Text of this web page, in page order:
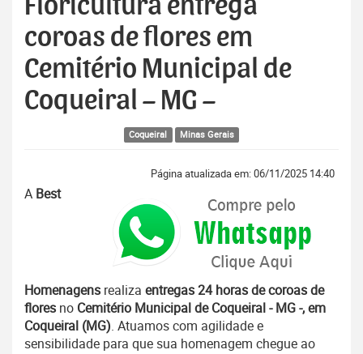
Floricultura entrega
coroas de flores em
Cemitério Municipal de
Coqueiral – MG –
Coqueiral Minas Gerais
Página atualizada em: 06/11/2025 14:40
A Best
Homenagens realiza entregas 24 horas de coroas de
flores no Cemitério Municipal de Coqueiral - MG -, em
Coqueiral (MG). Atuamos com agilidade e
sensibilidade para que sua homenagem chegue ao